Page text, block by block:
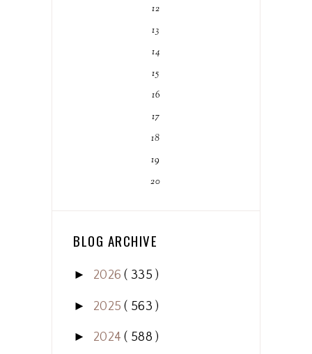
12
13
14
15
16
17
18
19
20
BLOG ARCHIVE
► 2026( 335 )
► 2025( 563 )
► 2024( 588 )